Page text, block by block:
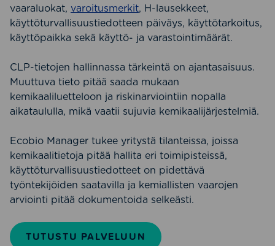
vaaraluokat, varoitusmerkit, H-lausekkeet,
käyttöturvallisuustiedotteen päiväys, käyttötarkoitus,
käyttöpaikka sekä käyttö- ja varastointimäärät.
CLP-tietojen hallinnassa tärkeintä on ajantasaisuus.
Muuttuva tieto pitää saada mukaan
kemikaaliluetteloon ja riskinarviointiin nopalla
aikataululla, mikä vaatii sujuvia kemikaalijärjestelmiä.
Ecobio Manager tukee yritystä tilanteissa, joissa
kemikaalitietoja pitää hallita eri toimipisteissä,
käyttöturvallisuustiedotteet on pidettävä
työntekijöiden saatavilla ja kemiallisten vaarojen
arviointi pitää dokumentoida selkeästi.
TUTUSTU PALVELUUN